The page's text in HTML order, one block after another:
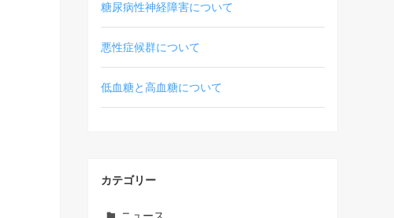
糖尿病性神経障害について
悪性症候群について
低血糖と高血糖について
カテゴリー
ニュース